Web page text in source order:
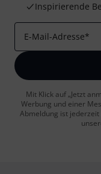
Inspirierende
E-Mail-Adresse*
Mit Klick auf „Jetzt
Werbung und einer
Abmeldung ist